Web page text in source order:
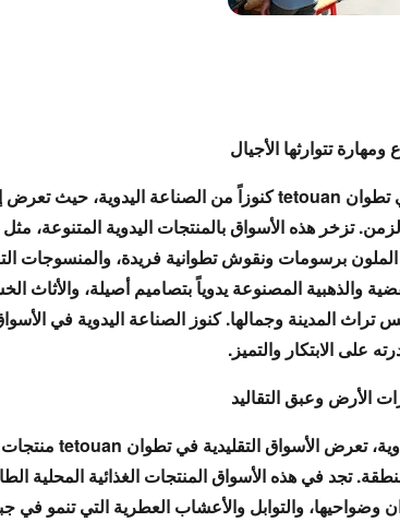
ومهارة تتوارثها الأجيال
تطوان
كنوزاً من الصناعة اليدوية، حيث تعرض
تزخر هذه الأسواقبالمنتجات اليدوية المتنوعة، مثل
برسومات ونقوش تطوانية فريدة، والمنسوجات
والذهبية المصنوعة يدوياً بتصاميم أصيلة، والأثاث
تراث المدينة وجمالها.كنوز الصناعة اليدوية في
على الابتكار والتميز.
الأرض وعبق التقاليد
، تعرض الأسواق التقليدية في تطوان
تجد في هذه الأسواقالمنتجات الغذائية المحلية
وضواحيها، والتوابل والأعشاب العطرية التي تنمو في